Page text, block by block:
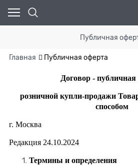
Публичная
Главная Публичная оферта
Договор - публичная
розничной купли-продажи
способом
г. Москва
Редакция 24.10.2024
Термины и определения